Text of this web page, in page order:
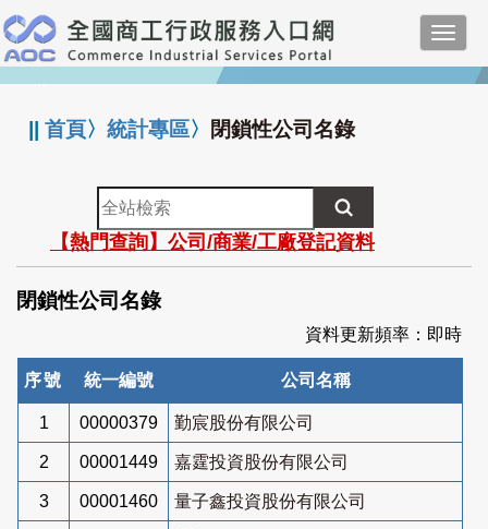
跳
到
主
要
:::
||首頁〉統計專區〉 閉鎖性公司名錄
全
站
檢
索
【熱門查詢】公司/商業/工廠登記資料
閉鎖性公司名錄
資料更新頻率：即時
序號 統一編號 公司名稱
1 00000379 勤宸股份有限公司
2 00001449 嘉霆投資股份有限公司
3 00001460 量子鑫投資股份有限公司